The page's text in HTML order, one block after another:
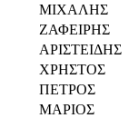
ΜΙΧΑΛΗΣ
ΖΑΦΕΙΡΗΣ
ΑΡΙΣΤΕΙΔΗΣ
ΧΡΗΣΤΟΣ
ΠΕΤΡΟΣ
ΜΑΡΙΟΣ